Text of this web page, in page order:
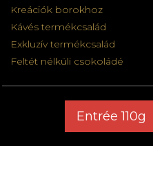
Kreációk borokhoz
Kávés termékcsalád
Exkluzív termékcsalád
Feltét nélküli csokoládé
Entrée 110g